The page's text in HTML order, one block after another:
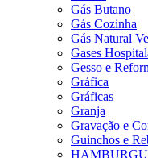
Gás Butano
Gás Cozinha
Gás Natural
Gases
Gesso e
Gráfica
Gráficas
Granja
Gravação e
Guinchos e